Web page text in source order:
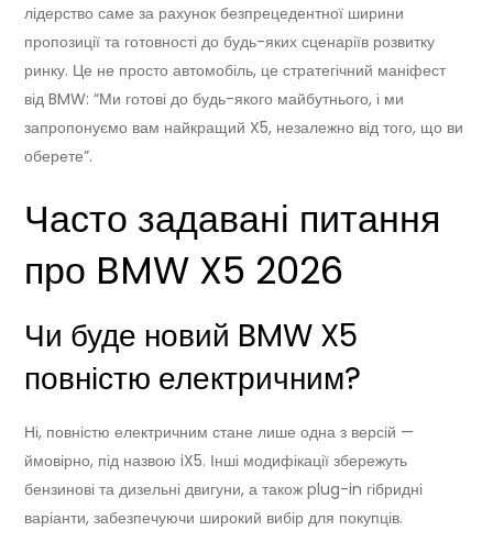
лідерство саме за рахунок безпрецедентної ширини
пропозиції та готовності до будь-яких сценаріїв розвитку
ринку. Це не просто автомобіль, це стратегічний маніфест
від BMW: “Ми готові до будь-якого майбутнього, і ми
запропонуємо вам найкращий X5, незалежно від того, що ви
оберете”.
Часто задавані питання
про BMW X5 2026
Чи буде новий BMW X5
повністю електричним?
Ні, повністю електричним стане лише одна з версій —
ймовірно, під назвою iX5. Інші модифікації збережуть
бензинові та дизельні двигуни, а також plug-in гібридні
варіанти, забезпечуючи широкий вибір для покупців.